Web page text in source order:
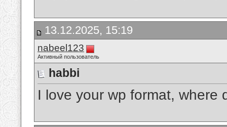
13.12.2025, 15:19
nabeel123
Активный пользователь
habbi
I love your wp format,